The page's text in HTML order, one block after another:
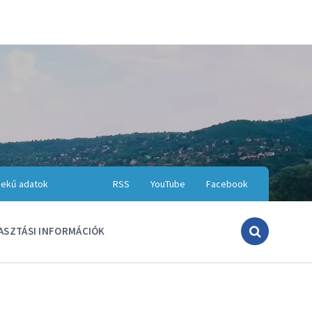
Facebook
YouTube
RSS
adatok
INFORMÁCIÓK